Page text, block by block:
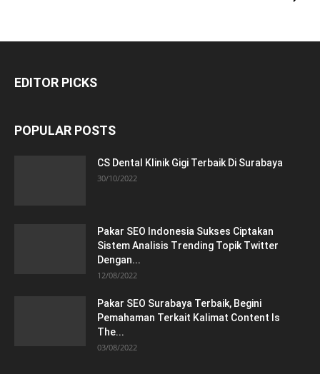
EDITOR PICKS
POPULAR POSTS
CS Dental Klinik Gigi Terbaik Di Surabaya
30/10/2022
Pakar SEO Indonesia Sukses Ciptakan
Sistem Analisis Trending Topik Twitter
Dengan...
12/08/2022
Pakar SEO Surabaya Terbaik, Begini
Pemahaman Terkait Kalimat Content Is
The...
03/08/2022